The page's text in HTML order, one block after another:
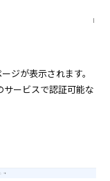
ジが表示されます。
サービスで認証可能な